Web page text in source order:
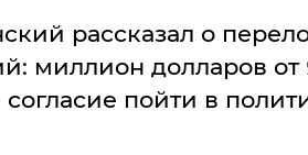
Новости
Донбасс
рассказал о
миллион долларов от
пойти в